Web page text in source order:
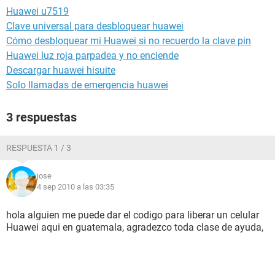
Huawei u7519
Clave universal para desbloquear huawei
Cómo desbloquear mi Huawei si no recuerdo la clave pin
Huawei luz roja parpadea y no enciende
Descargar huawei hisuite
Solo llamadas de emergencia huawei
3 respuestas
RESPUESTA 1 / 3
jose
4 sep 2010 a las 03:35
hola alguien me puede dar el codigo para liberar un celular
Huawei aqui en guatemala, agradezco toda clase de ayuda,